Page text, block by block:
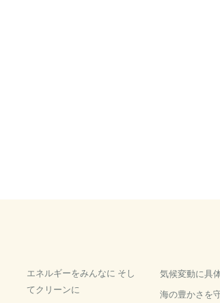
エネルギーをみんなに そし
てクリーンに
気候変動に具
海の豊かさを